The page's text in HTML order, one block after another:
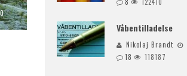
Våbentilladelse
Nikolaj Brandt
18
118187